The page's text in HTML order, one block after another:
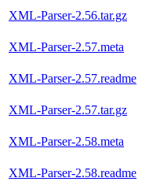
XML-Parser-2.56.tar.gz
XML-Parser-2.57.meta
XML-Parser-2.57.readme
XML-Parser-2.57.tar.gz
XML-Parser-2.58.meta
XML-Parser-2.58.readme